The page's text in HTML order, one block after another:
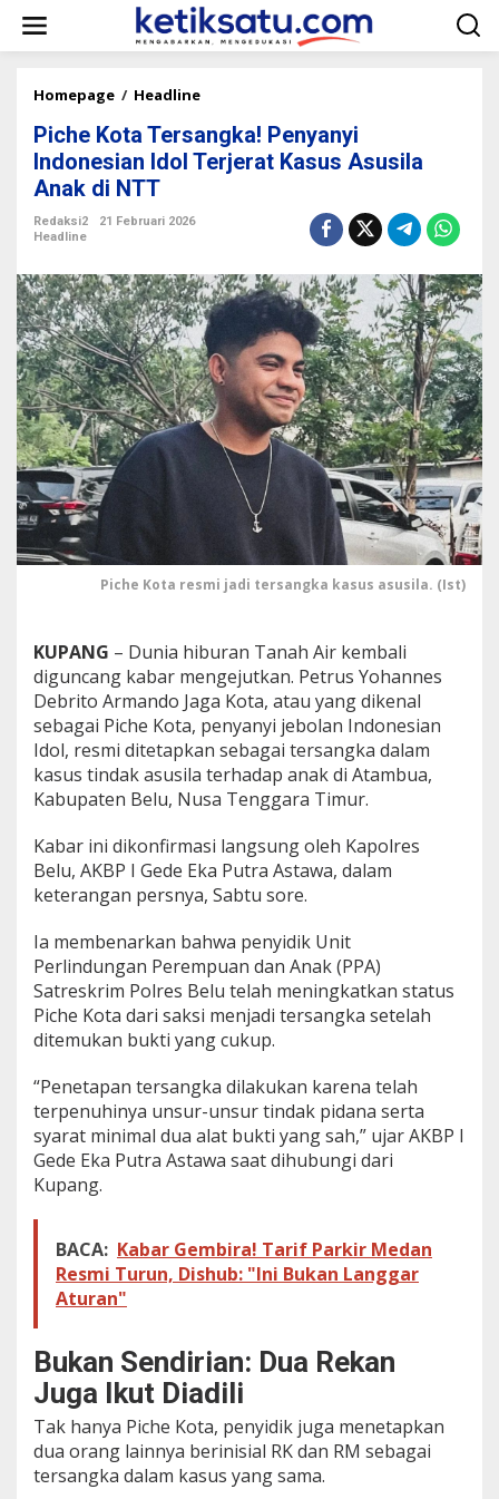
w
Homepage / Headline
c
h
e
T
e
r
s
a
n
g
k
a
y
n
d
o
n
e
s
a
d
o
l
e
j
e
r
a
t
K
a
s
u
s
i
l
a
k
d
i
N
T
T
Piche Kota Tersangka! Penyanyi
Indonesian Idol Terjerat Kasus Asusila
Anak di NTT
Redaksi2
21 Februari 2026
Headline
Piche Kota resmi jadi tersangka kasus asusila. (Ist)
KUPANG – Dunia hiburan Tanah Air kembali
diguncang kabar mengejutkan. Petrus Yohannes
Debrito Armando Jaga Kota, atau yang dikenal
sebagai Piche Kota, penyanyi jebolan Indonesian
Idol, resmi ditetapkan sebagai tersangka dalam
kasus tindak asusila terhadap anak di Atambua,
Kabupaten Belu, Nusa Tenggara Timur.
Kabar ini dikonfirmasi langsung oleh Kapolres
Belu, AKBP I Gede Eka Putra Astawa, dalam
keterangan persnya, Sabtu sore.
Ia membenarkan bahwa penyidik Unit
Perlindungan Perempuan dan Anak (PPA)
Satreskrim Polres Belu telah meningkatkan status
Piche Kota dari saksi menjadi tersangka setelah
ditemukan bukti yang cukup.
“Penetapan tersangka dilakukan karena telah
terpenuhinya unsur-unsur tindak pidana serta
syarat minimal dua alat bukti yang sah,” ujar AKBP I
Gede Eka Putra Astawa saat dihubungi dari
Kupang.
BACA: Kabar Gembira! Tarif Parkir Medan
Resmi Turun, Dishub: "Ini Bukan Langgar
Aturan"
Bukan Sendirian: Dua Rekan
Juga Ikut Diadili
Tak hanya Piche Kota, penyidik juga menetapkan
dua orang lainnya berinisial RK dan RM sebagai
tersangka dalam kasus yang sama.